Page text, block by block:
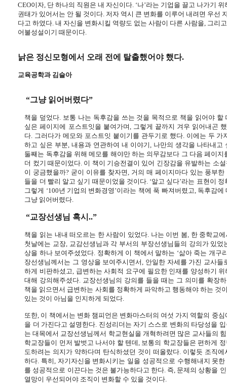
CEO이자, 단 하나의 직원은 내 자신이다. ‘나’라는 기업을 끌고 나가기
권태가 있어서는 안 될 것이다. 저자 역시 큰 변화를 이루어 내려면 우선
다고 하였다. 내 자신을 변화시킬 역량도 없는 사람이 다른 사람을, 그리
어불성설이기 때문이다.
낡은 정신모형에서 오래 전에 탈출했어야 했다.
교육공학과 김슬아
“그냥 읽어버렸다”
책을 덮었다. 보통 나는 독후감을 쓰는 것을 목적으로 책을 읽어야 할
싶은 페이지에 포스트잇을 붙여가며, 그렇게 끝까지 겨우 읽어내곤
다. 그러다가 메모와 포스트잇 붙이기를 관두기로 했다. 이에는 두 가
하고 싶은 부분,내용과 연관하여 내 이야기, 나만의 생각을 나타내고
둘째는 독후감을 위해 메모를 해야만 하는 의무감보다 그 다음 페이
더 컸기 때문이었다. 이 책이 기승전결이 있어 긴장감을 유발하는 소
이 궁금했을까? 굳이 이유를 찾자면, 거의 매 페이지마다 있는 풍부
들을 더 빨리 알고 싶기 때문이었을 것이다. ‘알고 싶다’라는 표현이
그렇게 ‘100년 기업의 변화경영’이라는 책에 푹 빠져버렸고, 독후감에
그냥 읽어버렸다.
“교장선생님 혹시 ..”
책을 읽는 내내 떠오르는 한 사람이 있었다. 나는 이번 봄, 한 중학교
첫날에는 교장, 교감선생님과 각 부서의 부장선생님들의 강의가 있었
상을 하나 보여주셨었다. 정확하게 이 책에서 말하는 ‘삶아 죽는 개구
장선생님께서는 그 영상을 보여주시면서, 안일한 자세를 가진 교사들
하게 비판하셨고, 급변하는 사회적 요구에 필요한 인재를 양성하기
대해 강의해주셨다. 교장선생님의 강의를 들을 때는 그 의미를 확장
책을 읽으면서 급변하는 사회를 정확하게 파악하고 행동해야 하는 것
있는 것이 아님을 인지하게 되었다.
또한, 이 책에서는 변화 챔피언은 변화마스터의 여섯 가지 역할의 중심
을 더 가진다고 설명한다. 진성리더는 자기 스스로 변화의 타당성을
는 대목에서 교장선생님께서 학교현실을 개혁하려면 많은 교사들의
학교장들이 먼저 발벗고 나서야 할 텐데, 보통의 학교장들은 편하게
도하려는 의지가 약하다며 탄식하셨던 것이 떠올랐다. 이렇듯 조직에
하다. 특히, 자기자신을 변화시키는 일을 성공적으로 수행해내지 못
를 성공적으로 이끈다는 것은 불가능하다고 한다. 즉, 문제의 상황을
열망이 우선되어야 조직이 변화할 수 있을 것이다.